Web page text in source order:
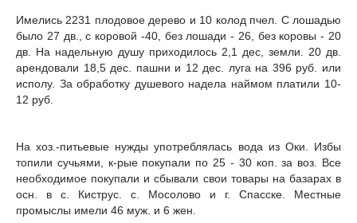
Имелись 2231 плодовое дере­во и 10 колод пчел. С лошадью
было 27 дв., с коровой -40, без лошади - 26, без коровы - 20
дв. На надельную душу приходилось 2,1 дес, земли. 20 дв.
арендовали 18,5 дес. пашни и 12 дес. луга на 396 руб. или
исполу. За обработку душевого надела наймом платили 10-
12 руб.
На хоз.-питьевые нужды упот­реблялась вода из Оки. Избы
топили сучьями, к-рые покупали по 25 - 30 коп. за воз. Все
необходимое покупали и сбывали свои товары на базарах в
осн. в с. Киструс. с. Мосолово и г. Спасске. Местные
промыслы имели 46 муж. и 6 жен.